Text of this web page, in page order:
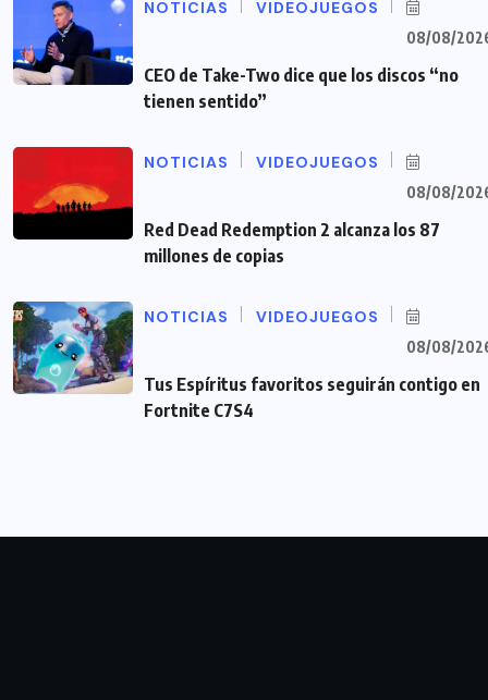
NOTICIAS VIDEOJUEGOS
08/08/
CEO de Take-Two dice que los discos “no
tienen sentido”
NOTICIAS VIDEOJUEGOS
08/08/
Red Dead Redemption 2 alcanza los 87
millones de copias
NOTICIAS VIDEOJUEGOS
08/08/
Tus Espíritus favoritos seguirán contigo en
Fortnite C7S4